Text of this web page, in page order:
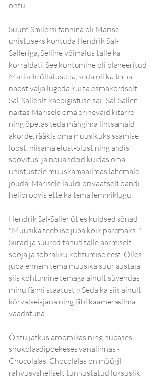
õhtu.
Suure Smilersi fännina oli Marise
unistuseks kohtuda Hendrik Sal-
Salleriga, Selline võimalus talle ka
korraldati. See kohtumine oli planeeritud
Marisele üllatusena, seda oli ka tema
näost välja lugeda kui ta esmakordselt
Sal-Sallerilt käepigistuse sai! Sal-Saller
näitas Marisele oma erinevaid kitarre
ning õpetas teda mängima lihtsamaid
akorde, rääkis oma muusikuks saamise
loost, niisama elust-olust ning andis
soovitusi ja nõuandeid kuidas oma
unistustele muuskamaailmas lähemale
jõuda. Marisele lauldi privaatselt bändi
heliproovis ette ka tema lemmiklugu.
Hendrik Sal-Saller ütles kuldsed sõnad
"Muusika teeb ise juba kõik paremaks!"
Siirad ja suured tänud talle äärmiselt
sooja ja sõbraliku kohtumise eest. Olles
juba ennem tema muusika suur austaja
siis kohtumine temaga ainult süvendas
minu fänni staatust :) Seda ka siis ainult
kõrvalseisjana ning läbi kaamerasilma
vaadatuna!
Õhtu jätkus aroomikas ning hubases
shokolaadipoekeses vanalinnas -
Chocolalas. Chocolalas on müügil
rahvusvaheliselt tunnustatud luksuslik